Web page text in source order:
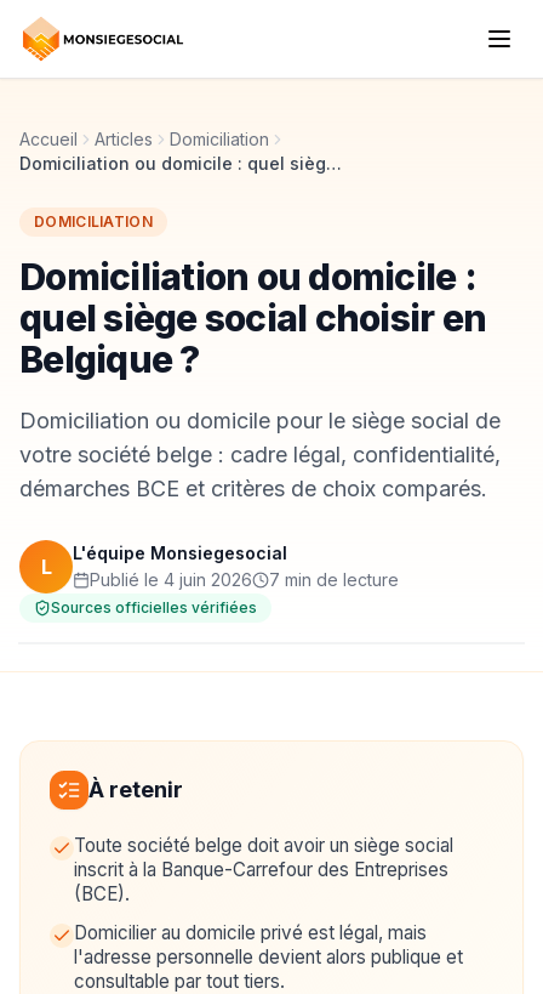
Accueil Articles
Domiciliation
Domiciliation ou domicile : quel siège social choisir en Belgique ?
DOMICILIATION
Domiciliation ou domicile :
quel siège social choisir en
Belgique ?
Domiciliation ou domicile pour le siège social de
votre société belge : cadre légal, confidentialité,
démarches BCE et critères de choix comparés.
L
L'équipe Monsiegesocial
Publié le 4 juin 2026
7 min de lecture
Sources officielles vérifiées
À retenir
Toute société belge doit avoir un siège social
inscrit à la Banque-Carrefour des Entreprises
(BCE).
Domicilier au domicile privé est légal, mais
l'adresse personnelle devient alors publique et
consultable par tout tiers.